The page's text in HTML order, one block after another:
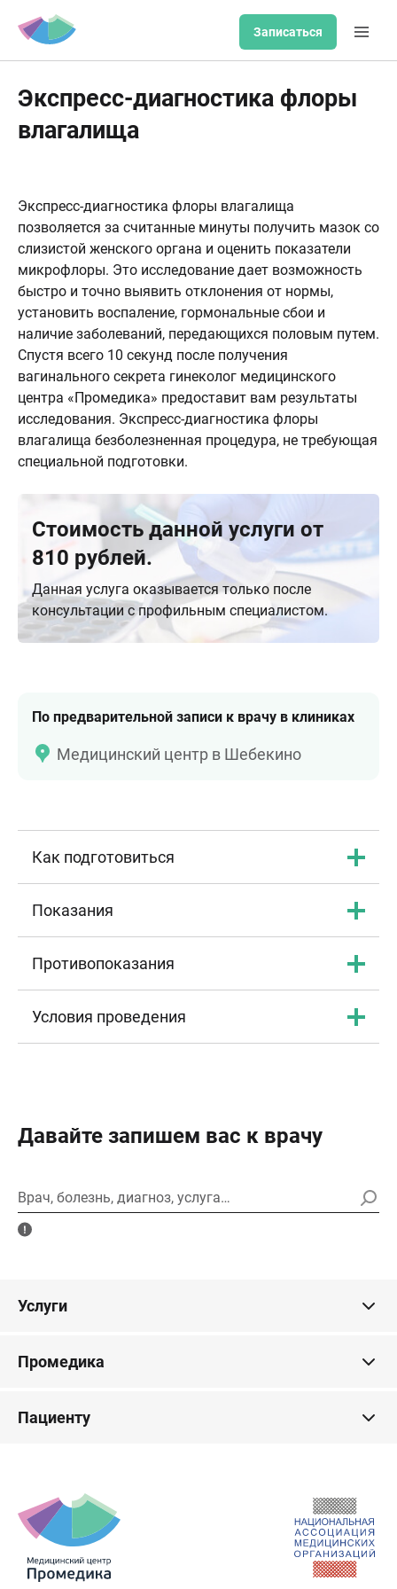
Записаться
Экспресс-диагностика флоры
влагалища
Экспресс-диагностика флоры влагалища
позволяется за считанные минуты получить мазок со
слизистой женского органа и оценить показатели
микрофлоры. Это исследование дает возможность
быстро и точно выявить отклонения от нормы,
установить воспаление, гормональные сбои и
наличие заболеваний, передающихся половым путем.
Спустя всего 10 секунд после получения
вагинального секрета гинеколог медицинского
центра «Промедика» предоставит вам результаты
исследования. Экспресс-диагностика флоры
влагалища безболезненная процедура, не требующая
специальной подготовки.
Стоимость данной услуги от
810 рублей.
Данная услуга оказывается только после
консультации с профильным специалистом.
По предварительной записи к врачу в клиниках
Медицинский центр в Шебекино
Как подготовиться
Показания
Противопоказания
Условия проведения
Давайте запишем вас к врачу
Врач, болезнь, диагноз, услуга…
Услуги
Промедика
Пациенту